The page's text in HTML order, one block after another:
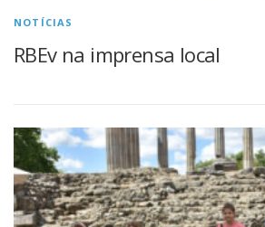
NOTÍCIAS
RBEv na imprensa local